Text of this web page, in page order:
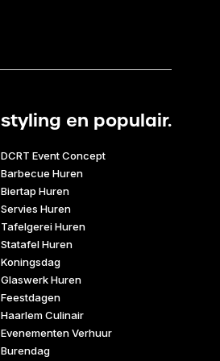
styling en populair.
DCRT Event Concept
Barbecue Huren
Biertap Huren
Servies Huren
Tafelgerei Huren
Statafel Huren
Koningsdag
Glaswerk Huren
Feestdagen
Haarlem Culinair
Evenementen Verhuur
Burendag